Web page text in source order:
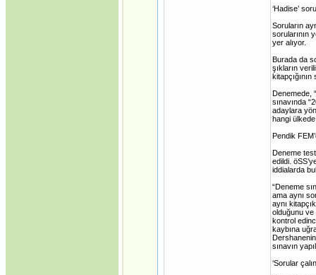
‘Hadise’
Soruların
sorularının
yer alıyor.
Burada da
şıkların
Denemede,
sınavında
adaylara
hangi
Pendik
Deneme
edildi.
iddialarda
“Deneme
ama aynı
aynı
olduğunu ve
kontrol
kaybına
sınavın
‘Sorular